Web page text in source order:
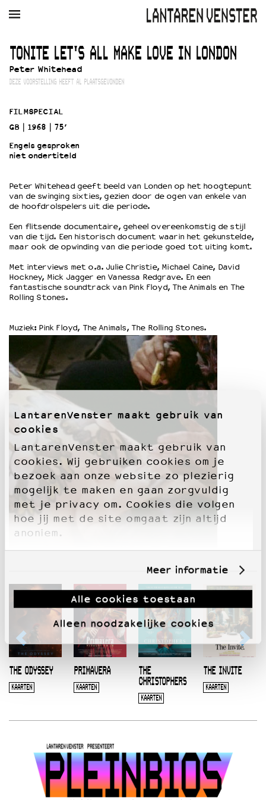
LantarenVenster maakt gebruik van
cookies
LantarenVenster maakt gebruik van
cookies. Wij gebruiken cookies om je
bezoek aan onze website zo plezierig
mogelijk te maken en gaan zorgvuldig
met je privacy om. Cookies die volgen
hoe jij met de site omgaat zijn altijd
anoniem.
Meer informatie
Alle cookies toestaan
Alleen noodzakelijke cookies
AGENDA FILM MUZIEK RESTAURANT VERHUUR
Winkelmandje
Zoek
Openingstijden & contact
Bereikbaarheid
Kaartverkoop
EDUCATIE
Schoolvoorstellingen
Filmprogramma’s Primair Onderwijs
Filmprogramma’s VO/MBO
Speciale educatieprogramma’s
OVER LANTARENVENSTER
Werken bij
Word vriend
Historie
Partners
Privacyverklaring
Integriteits- en gedragscode
Duurzaamheid
Culturele boycot Israël
Ruimte voor artistieke vrijheid – VNPF
TONITE LET'S ALL MAKE LOVE IN LONDON
Peter Whitehead
DEZE VOORSTELLING HEEFT AL PLAATSGEVONDEN
FILMSPECIAL
GB
1968
75’
Engels gesproken
niet ondertiteld
Peter Whitehead geeft beeld van Londen op het hoogtepunt
van de swinging sixties, gezien door de ogen van enkele van
de hoofdrolspelers uit die periode.
Een flitsende documentaire, geheel overeenkomstig de stijl
van die tijd. Een historisch document waarin het gekunstelde,
maar ook de opwinding van die periode goed tot uiting komt.
Met interviews met o.a. Julie Christie, Michael Caine, David
Hockney, Mick Jagger en Vanessa Redgrave. En een
fantastische soundtrack van Pink Floyd, The Animals en The
Rolling Stones.
Muziek: Pink Floyd, The Animals, The Rolling Stones.
THE ODYSSEY
KAARTEN
PRIMAVERA
KAARTEN
THE
CHRISTOPHERS
KAARTEN
THE INVITE
KAARTEN